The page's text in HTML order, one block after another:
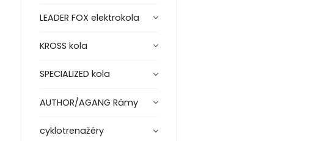
LEADER FOX elektrokola
KROSS kola
SPECIALIZED kola
AUTHOR/AGANG Rámy
cyklotrenažéry